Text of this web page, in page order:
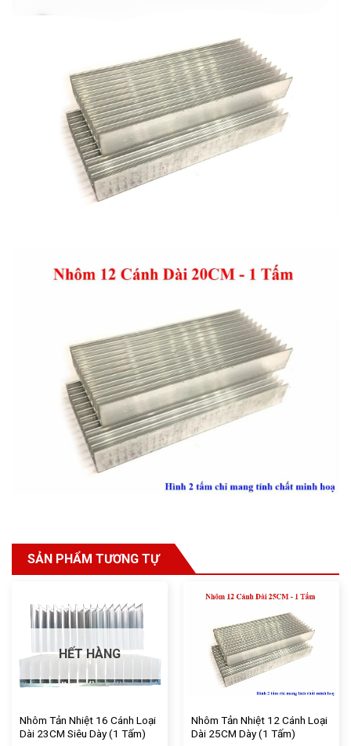
SẢN PHẨM TƯƠNG TỰ
HẾT HÀNG
Nhôm Tản Nhiệt 16 Cánh Loại
Dài 23CM Siêu Dày (1 Tấm)
Nhôm Tản Nhiệt 12 Cánh Loại
Dài 25CM Dày (1 Tấm)